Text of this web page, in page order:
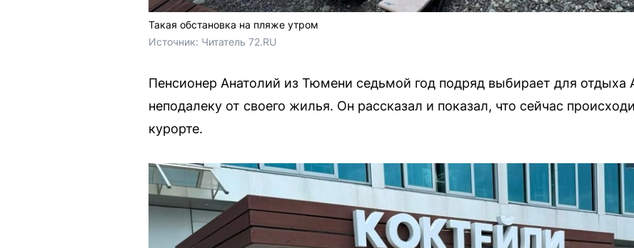
Такая обстановка на пляже утром
Источник: Читатель 72.RU
Пенсионер Анатолий из Тюмени седьмой год подряд выбирает для
неподалеку от своего жилья. Он рассказал и показал, что сейчас
курорте.